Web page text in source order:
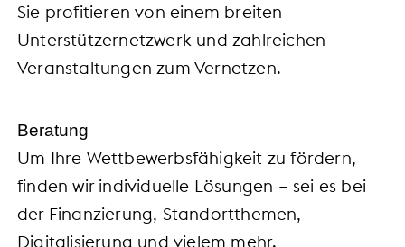
Sie profitieren von einem breiten
Unterstützernetzwerk und zahlreichen
Veranstaltungen zum Vernetzen.
Beratung
Um Ihre Wettbewerbsfähigkeit zu fördern,
finden wir individuelle Lösungen – sei es bei
der Finanzierung, Standortthemen,
Digitalisierung und vielem mehr.